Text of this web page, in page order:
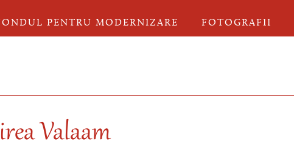
PENTRU MODERNIZARE FOTOGRAFII
Valaam